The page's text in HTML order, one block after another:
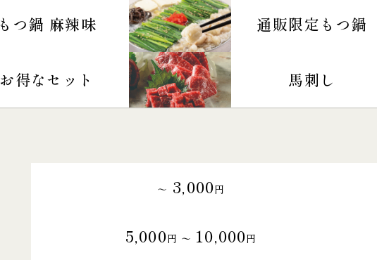
もつ鍋 麻辣味 通販限定もつ鍋
お得なセット 馬刺し
～ 3,000円
5,000円 〜 10,000円